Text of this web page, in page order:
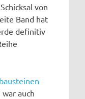
von
Band hat
definitiv
auch